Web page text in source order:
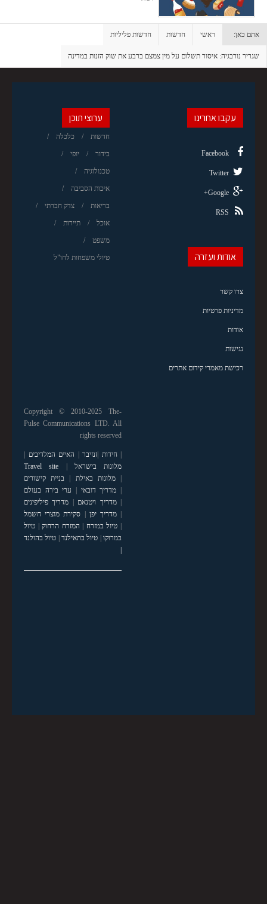
אתם כאן: ראשי חדשות חדשות פליליות
שגריר נורבגיה: איסור תשלום על מין צמצם ברבע את שוק הזנות במדינה
ערוצי תוכן
חדשות כלכלה
בידור יופי
טכנולוגיה
איכות הסביבה
בריאות צדק חברתי
אוכל תיירות
משפט
טיולי משפחות לחו"ל
עקבו אחרינו
Facebook
Twitter
Google+
RSS
אודות ועזרה
צרו קשר
מדיניות פרטיות
אודות
נגישות
רכישת מאמרי קידום אתרים
Copyright © 2010-2025 The-
Pulse Communications LTD. All
rights reserved
|חידות זנזיבר האיים המלדיבים
מלונות בישראל
Travel site
|מלונות באילת
בניית קישורים
מדריך דובאי
ערי בירה בעולם
|מדריך ויטנאם
מדריך פיליפינים
|מדריך יפן
סקירת מוצרי חשמל
טיול במזרח המזרח הרחוק| טיול
במרוקו| טיול בתאילנד| טיול בהולנד